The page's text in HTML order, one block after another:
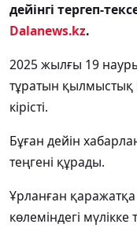
дейінгі тергеп-
Dalanews.kz.
2025 жылғы 19
тұратын қылмыстық
кірісті.
Бұған дейін
теңгені құрады.
Ұрланған
көлеміндегі